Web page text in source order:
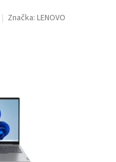
Značka: LENOVO